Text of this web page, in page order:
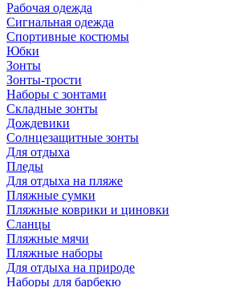
Рабочая одежда
Сигнальная одежда
Спортивные костюмы
Юбки
Зонты
Зонты-трости
Наборы с зонтами
Складные зонты
Дождевики
Солнцезащитные зонты
Для отдыха
Пледы
Для отдыха на пляже
Пляжные сумки
Пляжные коврики и циновки
Сланцы
Пляжные мячи
Пляжные наборы
Для отдыха на природе
Наборы для барбекю